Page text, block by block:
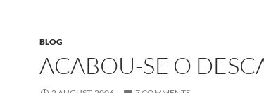
BLOG
ACABOU-SE O